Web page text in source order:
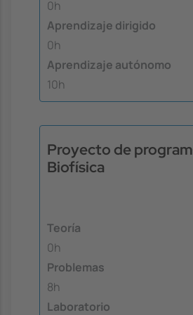
0h
Aprendizaje dirigido
0h
Aprendizaje autónomo
10h
Proyecto de
Biofísica
Teoría
0h
Problemas
8h
Laboratorio